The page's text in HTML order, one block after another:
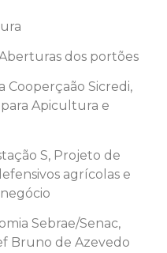
dos portões
Cooperçaão Sicredi,
Apicultura e
S, Projeto de
agrícolas e
Sebrae/Senac,
Bruno de Azevedo